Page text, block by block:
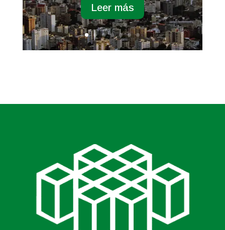
Leer más